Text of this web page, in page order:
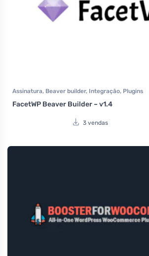
Assinatura, Beaver builder, Integração, Plugins
FacetWP Beaver Builder – v1.4
3 vendas